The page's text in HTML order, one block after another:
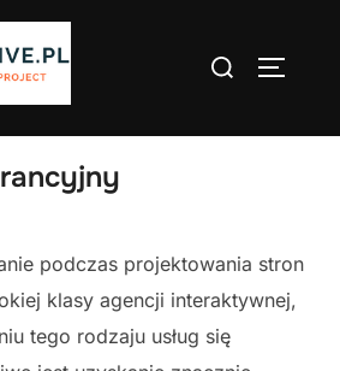
Search
podczas projektowania stron
klasy agencji interaktywnej,
tego rodzaju usług się